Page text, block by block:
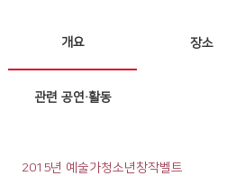
개요 장소
관련 공연·활동
2015년 예술가청소년창작벨트